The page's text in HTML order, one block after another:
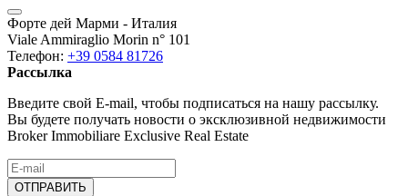
Форте дей Марми - Италия
Viale Ammiraglio Morin n° 101
Телефон: +39 0584 81726
Рассылка
Введите свой E-mail, чтобы подписаться на нашу рассылку.
Вы будете получать новости о эксклюзивной недвижимости
Broker Immobiliare Exclusive Real Estate
ОТПРАВИТЬ